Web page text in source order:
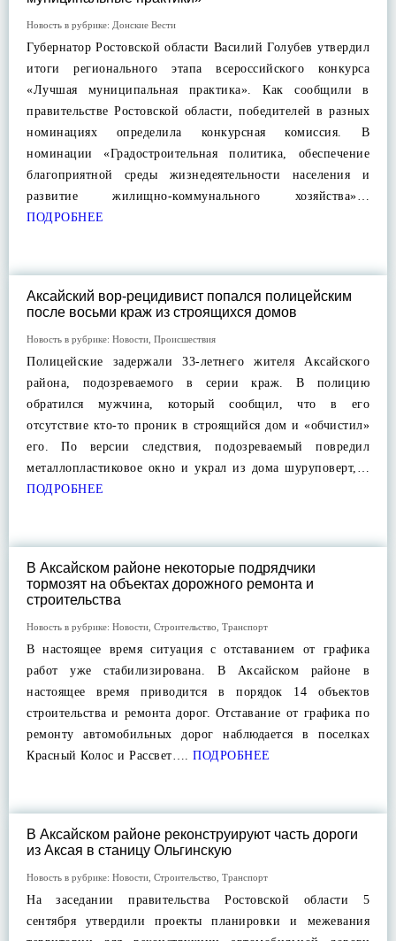
Новость в рубрике: Донские Вести
Губернатор Ростовской области Василий Голубев утвердил
итоги регионального этапа всероссийского конкурса
«Лучшая муниципальная практика». Как сообщили в
правительстве Ростовской области, победителей в разных
номинациях определила конкурсная комиссия. В
номинации «Градостроительная политика, обеспечение
благоприятной среды жизнедеятельности населения и
развитие жилищно-коммунального хозяйства»…
ПОДРОБНЕЕ
Аксайский вор-рецидивист попался полицейским
после восьми краж из строящихся домов
Новость в рубрике: Новости Происшествия
Полицейские задержали 33-летнего жителя Аксайского
района, подозреваемого в серии краж. В полицию
обратился мужчина, который сообщил, что в его
отсутствие кто-то проник в строящийся дом и «обчистил»
его. По версии следствия, подозреваемый повредил
металлопластиковое окно и украл из дома шуруповерт,…
ПОДРОБНЕЕ
В Аксайском районе некоторые подрядчики
тормозят на объектах дорожного ремонта и
строительства
Новость в рубрике: Новости Строительство Транспорт
В настоящее время ситуация с отставанием от графика
работ уже стабилизирована. В Аксайском районе в
настоящее время приводится в порядок 14 объектов
строительства и ремонта дорог. Отставание от графика по
ремонту автомобильных дорог наблюдается в поселках
Красный Колос и Рассвет…. ПОДРОБНЕЕ
В Аксайском районе реконструируют часть дороги
из Аксая в станицу Ольгинскую
Новость в рубрике: Новости Строительство Транспорт
На заседании правительства Ростовской области 5
сентября утвердили проекты планировки и межевания